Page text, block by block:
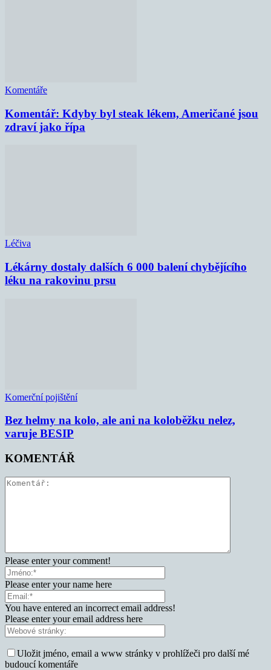
Komentáře
Komentář: Kdyby byl steak lékem, Američané jsou
zdraví jako řípa
Léčiva
Lékárny dostaly dalších 6 000 balení chybějícího
léku na rakovinu prsu
Komerční pojištění
Bez helmy na kolo, ale ani na koloběžku nelez,
varuje BESIP
KOMENTÁŘ
Please enter your comment!
Please enter your name here
You have entered an incorrect email address!
Please enter your email address here
Uložit jméno, email a www stránky v prohlížeči pro další mé
budoucí komentáře